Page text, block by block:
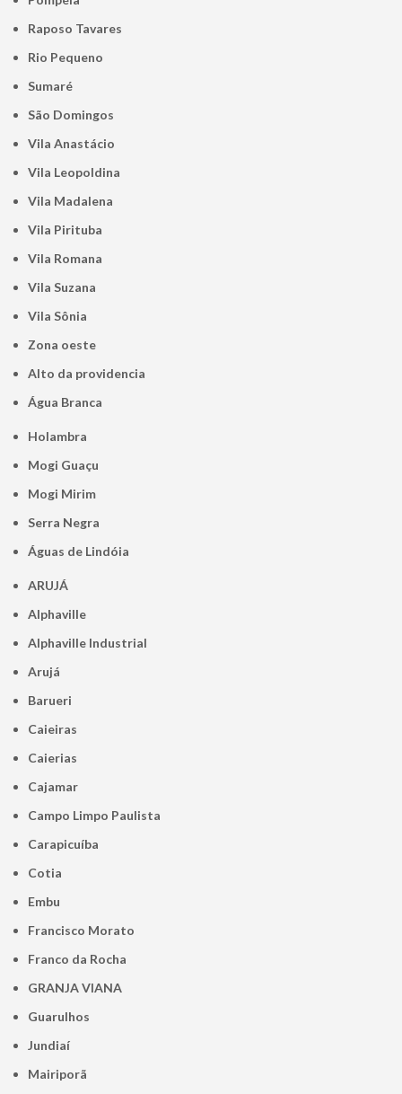
Raposo Tavares
Rio Pequeno
Sumaré
São Domingos
Vila Anastácio
Vila Leopoldina
Vila Madalena
Vila Pirituba
Vila Romana
Vila Suzana
Vila Sônia
Zona oeste
alto da providencia
Água Branca
Holambra
Mogi Guaçu
Mogi Mirim
Serra Negra
Águas de Lindóia
ARUJÁ
Alphaville
Alphaville Industrial
Arujá
Barueri
Caieiras
Caierias
Cajamar
Campo Limpo Paulista
Carapicuíba
Cotia
Embu
Francisco Morato
Franco da Rocha
GRANJA VIANA
Guarulhos
Jundiaí
Mairiporã